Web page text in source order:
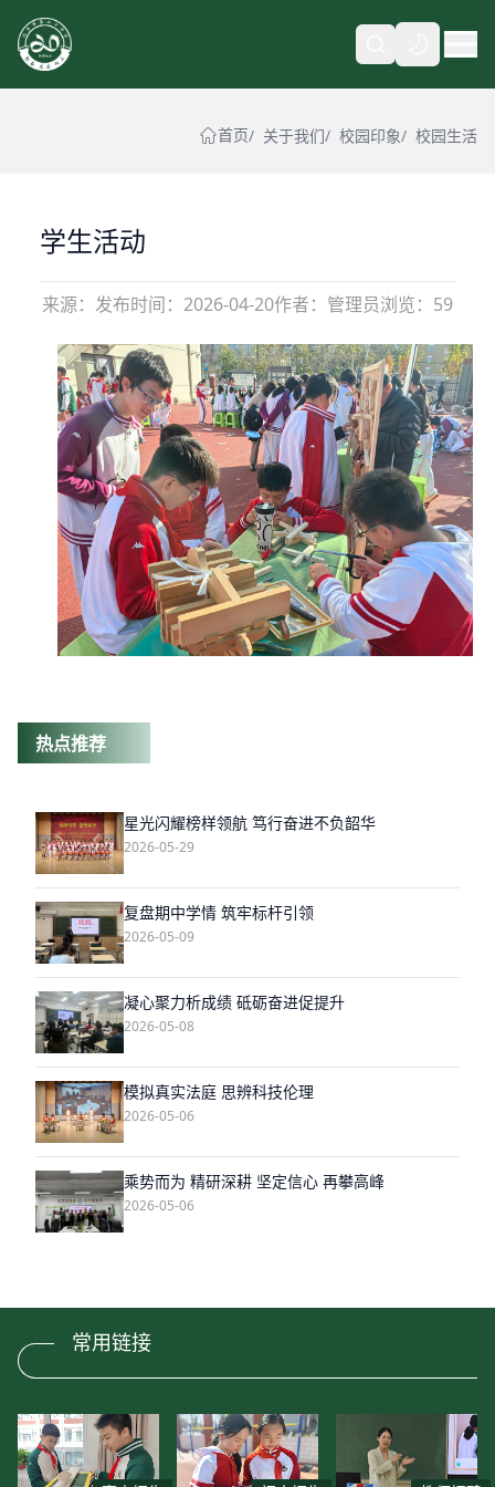
自动
首页 关于我们 校园印象 校园生活
学生活动
来源： 发布时间： 2026-04-20作者：管理员浏览：59
热点推荐
星光闪耀榜样领航 笃行奋进不负韶华
2026-05-29
复盘期中学情 筑牢标杆引领
2026-05-09
凝心聚力析成绩 砥砺奋进促提升
2026-05-08
模拟真实法庭 思辨科技伦理
2026-05-06
乘势而为 精研深耕 坚定信心 再攀高峰
2026-05-06
常用链接